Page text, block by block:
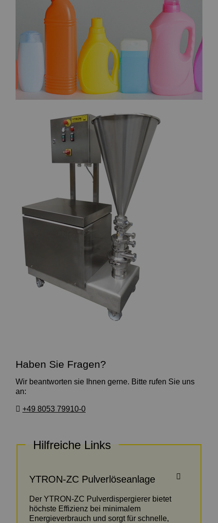
Haben Sie Fragen?
Wir beantworten sie Ihnen gerne. Bitte rufen Sie uns
an:
+49 8053 79910-0
Hilfreiche Links
YTRON-ZC Pulverlöseanlage
Der YTRON-ZC Pulverdispergierer bietet
höchste Effizienz bei minimalem
Energieverbrauch und sorgt für schnelle,